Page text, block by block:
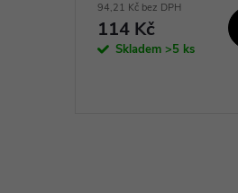
94,21 Kč bez DPH
114 Kč
Skladem >5 ks